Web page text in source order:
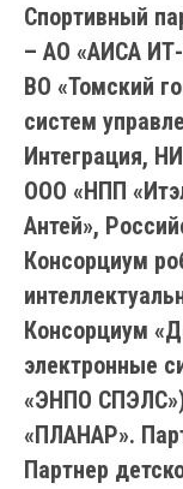
Спортивный
– АО «АИСА
ВО «Томский
систем
Интеграция,
ООО «НПП
Антей»,
Консорциум
Консорциум
электронные
«ЭНПО
«ПЛАНАР».
Партнер